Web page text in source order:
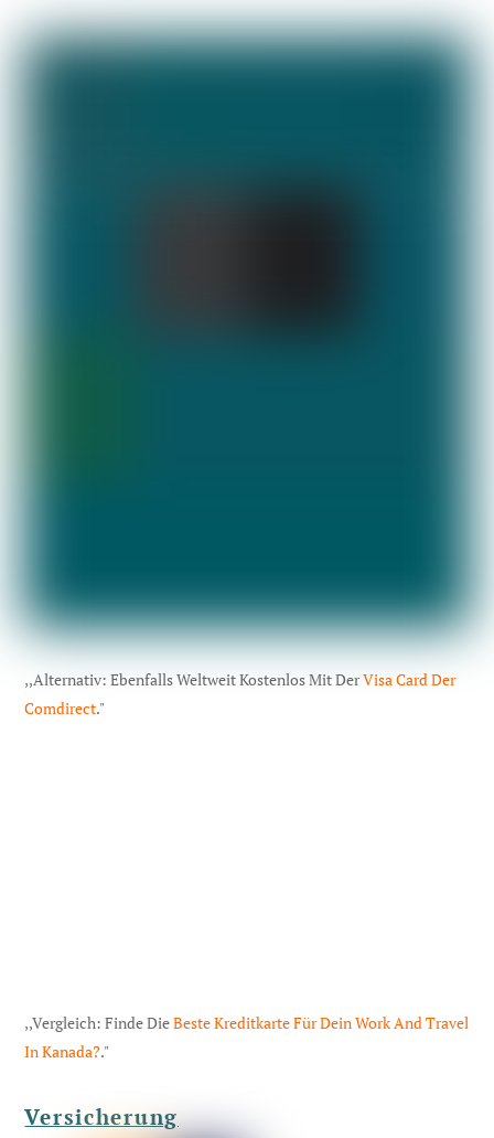
,,Alternativ: Ebenfalls Weltweit Kostenlos Mit DerVisa Card Der
Comdirect."
,,Vergleich: Finde DieBeste Kreditkarte Für Dein Work And Travel
In Kanada?."
Versicherung